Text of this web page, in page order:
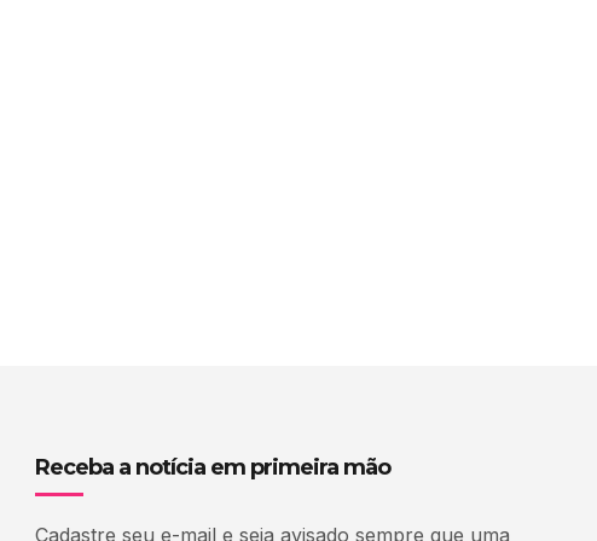
Receba a notícia em primeira mão
Cadastre seu e-mail e seja avisado sempre que uma